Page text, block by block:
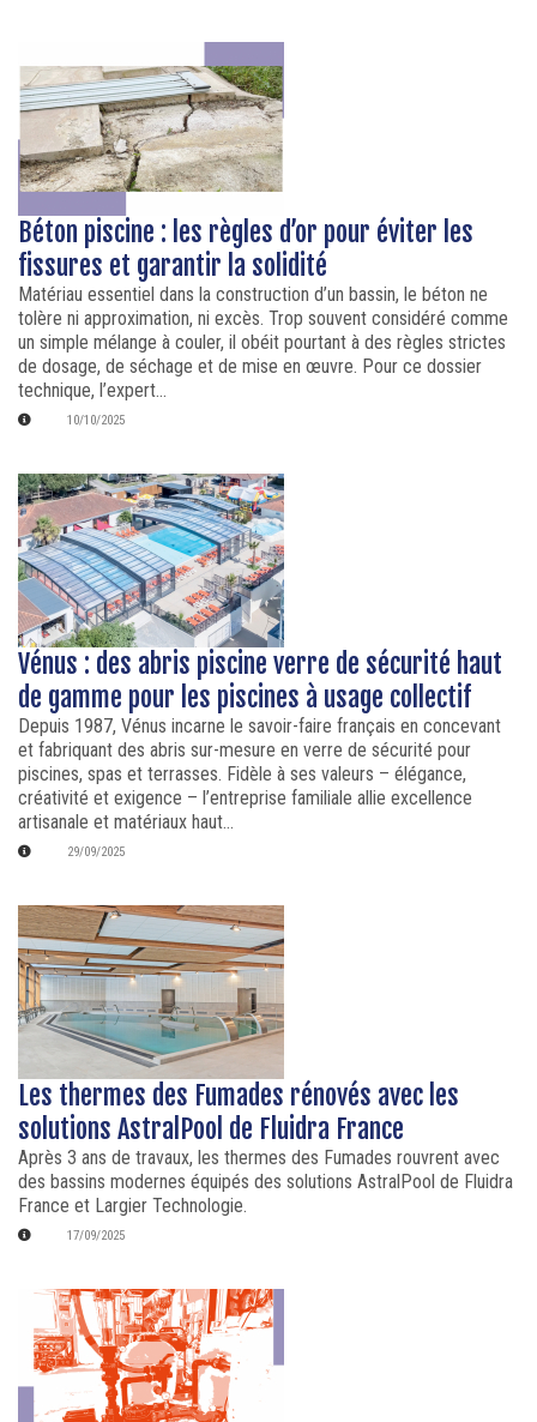
Béton piscine : les règles d’or pour éviter les
fissures et garantir la solidité
Matériau essentiel dans la construction d’un bassin, le béton ne
tolère ni approximation, ni excès. Trop souvent considéré comme
un simple mélange à couler, il obéit pourtant à des règles strictes
de dosage, de séchage et de mise en œuvre. Pour ce dossier
technique, l’expert...
10/10/2025
Vénus : des abris piscine verre de sécurité haut
de gamme pour les piscines à usage collectif
Depuis 1987, Vénus incarne le savoir-faire français en concevant
et fabriquant des abris sur-mesure en verre de sécurité pour
piscines, spas et terrasses. Fidèle à ses valeurs – élégance,
créativité et exigence – l’entreprise familiale allie excellence
artisanale et matériaux haut...
29/09/2025
Les thermes des Fumades rénovés avec les
solutions AstralPool de Fluidra France
Après 3 ans de travaux, les thermes des Fumades rouvrent avec
des bassins modernes équipés des solutions AstralPool de Fluidra
France et Largier Technologie.
17/09/2025